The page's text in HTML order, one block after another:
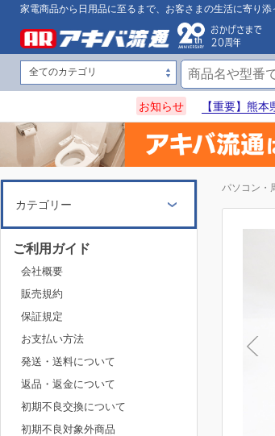
家電商品から日用品に至るまで、お客さまの生活に寄り
お知らせ 【重要】熊
パソコン・
カテゴリー
ご利用ガイド
会社概要
販売規約
保証規定
お支払い方法
発送・送料について
返品・返金について
初期不良交換について
初期不良対象外商品